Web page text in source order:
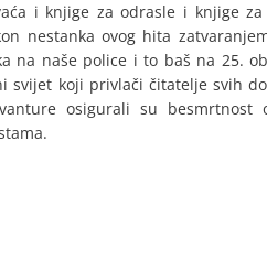
i knjige za odrasle i knjige
nestanka ovog hita
na naše police i to baš na 25.
svijet koji privlači čitatelje svih
osigurali su besmrtnost